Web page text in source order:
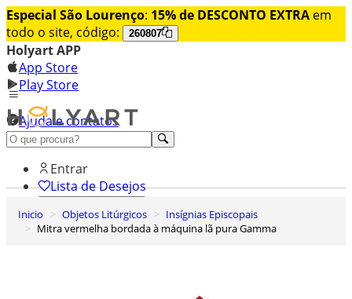
Especial São Lourenço: 15% de DESCONTO EXTRA em
todo o site, código:
260807
Holyart APP
App Store
Play Store
Ajuda e contatos
Conheça premium
Entrar
Lista de Desejos
0
Carrinho de Compras
Inicio Objetos Litúrgicos
Insígnias Episcopais
Mitra vermelha bordada à máquina lã pura Gamma